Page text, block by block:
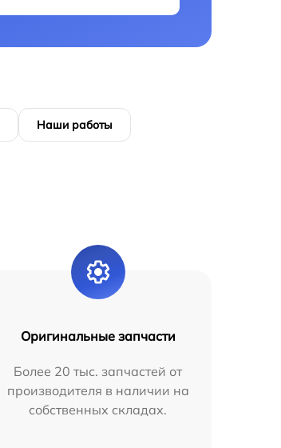
Наши работы
Оригинальные запчасти
Более 20 тыс. запчастей от
производителя в наличии на
собственных складах.